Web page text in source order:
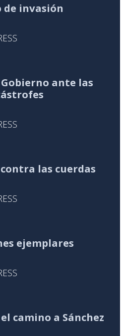
de invasión
ante las
contra las cuerdas
ejemplares
camino a Sánchez